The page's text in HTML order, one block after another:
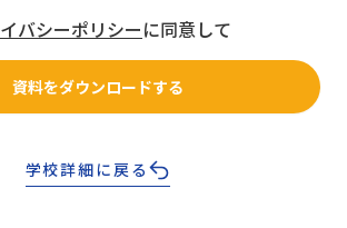
バシーポリシーに同意して
資料をダウンロードする
学校詳細に戻る